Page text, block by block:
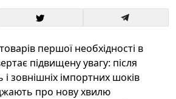
першої необхідності в
підвищену увагу: після
зовнішніх імпортних шоків
про нову хвилю